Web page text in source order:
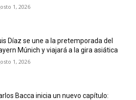
1, 2026
Díaz se une a la pretemporada del
Múnich y viajará a la gira asiática
1, 2026
Bacca inicia un nuevo capítulo: